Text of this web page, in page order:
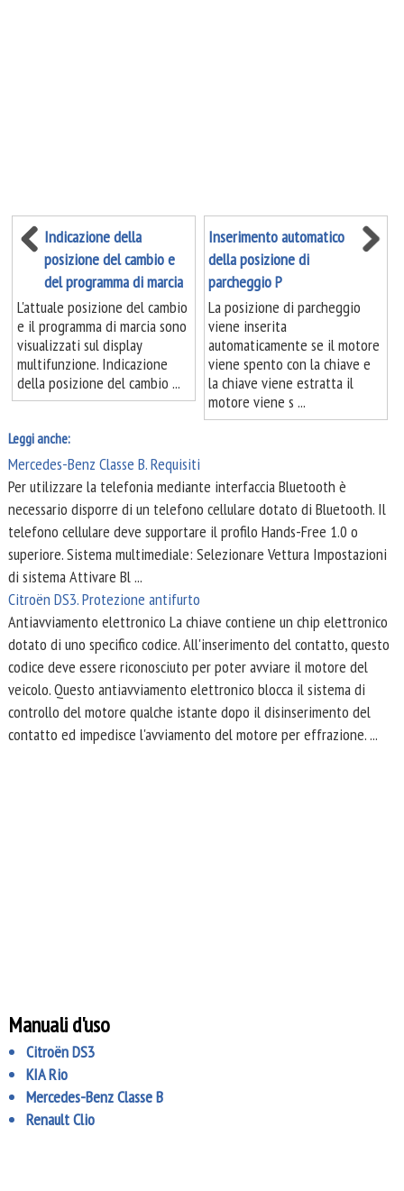
Indicazione della
posizione del cambio e
del programma di marcia
L'attuale posizione del cambio
e il programma di marcia sono
visualizzati sul display
multifunzione. Indicazione
della posizione del cambio ...
Inserimento automatico
della posizione di
parcheggio P
La posizione di parcheggio
viene inserita
automaticamente se il motore
viene spento con la chiave e
la chiave viene estratta il
motore viene s ...
Leggi anche:
Mercedes-Benz Classe B. Requisiti
Per utilizzare la telefonia mediante interfaccia Bluetooth è
necessario disporre di un telefono cellulare dotato di Bluetooth. Il
telefono cellulare deve supportare il profilo Hands-Free 1.0 o
superiore. Sistema multimediale: Selezionare Vettura Impostazioni
di sistema Attivare Bl ...
Citroën DS3. Protezione antifurto
Antiavviamento elettronico La chiave contiene un chip elettronico
dotato di uno specifico codice. All'inserimento del contatto, questo
codice deve essere riconosciuto per poter avviare il motore del
veicolo. Questo antiavviamento elettronico blocca il sistema di
controllo del motore qualche istante dopo il disinserimento del
contatto ed impedisce l'avviamento del motore per effrazione. ...
Manuali d'uso
Citroën DS3
KIA Rio
Mercedes-Benz Classe B
Renault Clio